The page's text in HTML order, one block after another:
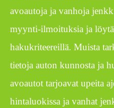
avoautoja ja vanhoja
myynti-ilmoituksia ja
hakukriteereillä. Muista
tietoja auton kunnosta ja
avoautot tarjoavat upeita
hintaluokissa ja vanhat